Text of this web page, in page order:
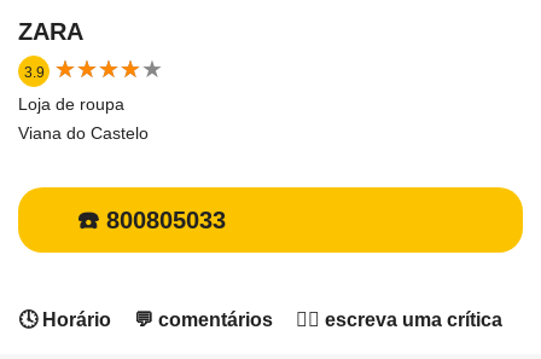
ZARA
3.9 ★★★★★
★★★★★
Loja de roupa
Viana do Castelo
☎️ 800805033
🕓 Horário 💬 comentários ✍🏻 escreva uma crítica